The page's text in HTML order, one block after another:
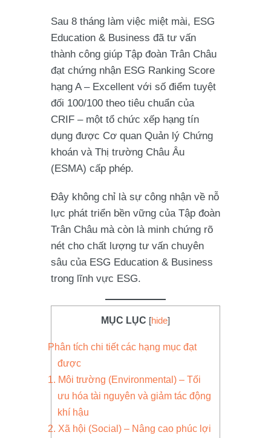
Sau 8 tháng làm việc miệt mài, ESG
Education & Business đã tư vấn
thành công giúp Tập đoàn Trân Châu
đạt chứng nhận ESG Ranking Score
hạng A – Excellent với số điểm tuyệt
đối 100/100 theo tiêu chuẩn của
CRIF – một tổ chức xếp hạng tín
dụng được Cơ quan Quản lý Chứng
khoán và Thị trường Châu Âu
(ESMA) cấp phép.
Đây không chỉ là sự công nhận về nỗ
lực phát triển bền vững của Tập đoàn
Trân Châu mà còn là minh chứng rõ
nét cho chất lượng tư vấn chuyên
sâu của ESG Education & Business
trong lĩnh vực ESG.
MỤC LỤC [hide]
Phân tích chi tiết các hạng mục đạt
được
1. Môi trường (Environmental) – Tối
ưu hóa tài nguyên và giảm tác động
khí hậu
2. Xã hội (Social) – Nâng cao phúc lợi